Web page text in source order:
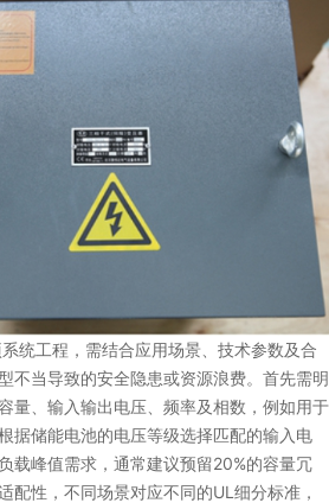
统工程，需结合应用场景、技术参数及合
不当导致的安全隐患或资源浪费。首先需明
量、输入输出电压、频率及相数，例如用于
据储能电池的电压等级选择匹配的输入电
载峰值需求，通常建议预留20%的容量冗
配性，不同场景对应不同的UL细分标准，